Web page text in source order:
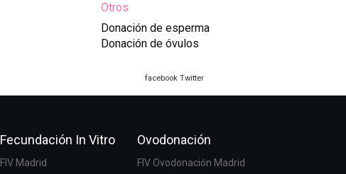
Otros
Donación de esperma
Donación de óvulos
facebook Twitter
Fecundación In Vitro
FIV Madrid
Ovodonación
FIV Ovodonación Madrid